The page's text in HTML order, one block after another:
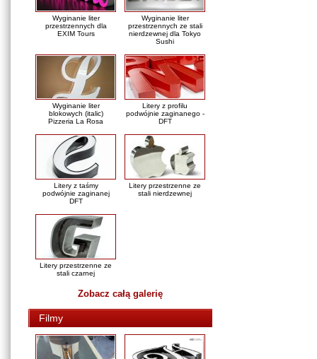
Wyginanie liter
przestrzennych dla
EXIM Tours
Wyginanie liter
przestrzennych ze stali
nierdzewnej dla Tokyo
Sushi
Wyginanie liter
blokowych (italic)
Pizzeria La Rosa
Litery z profilu
podwójnie zaginanego -
DFT
Litery z taśmy
podwójnie zaginanej
DFT
Litery przestrzenne ze
stali nierdzewnej
Litery przestrzenne ze
stali czarnej
Zobacz całą galerię
Filmy